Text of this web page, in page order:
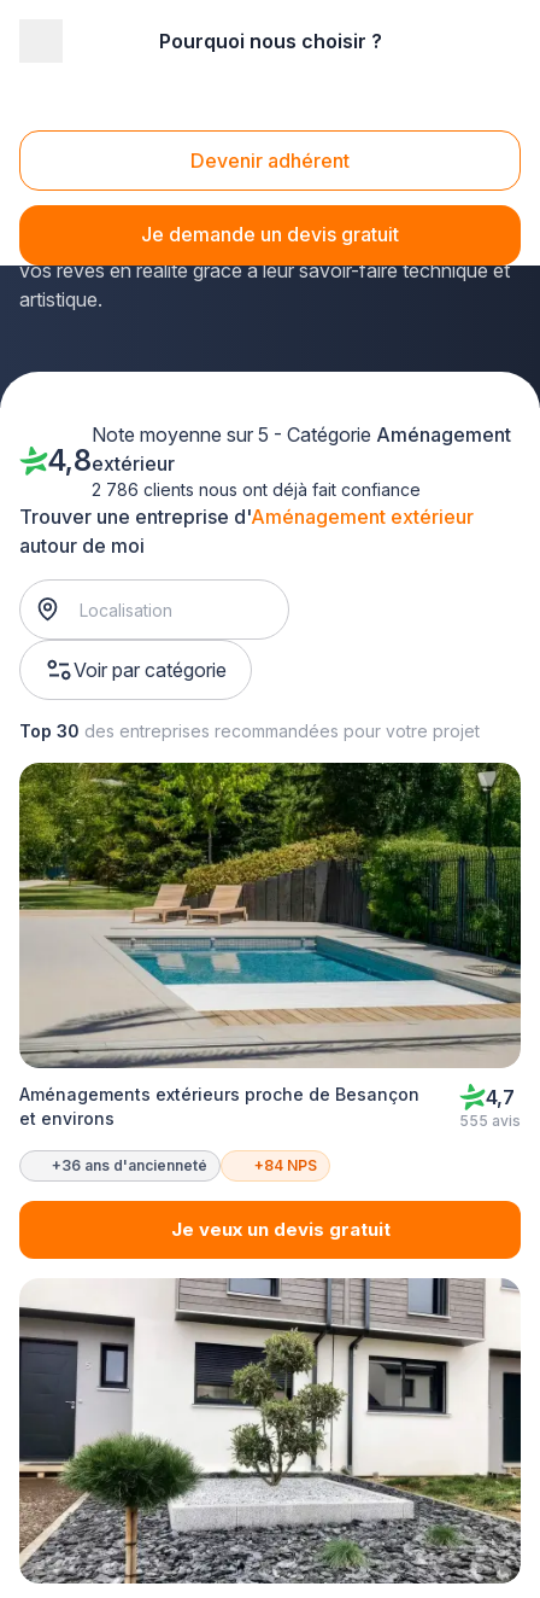
Pourquoi nous choisir ?
Devenir adhérent
Je demande un devis gratuit
Aménagement Extérieur
Créer un jardin paysager unique ou rénover votre terrasse
demande expertise et vision créative. Les entreprises
spécialisées enaménagement extérieurtransforment
vos rêves en réalité grâce à leur savoir-faire technique et
artistique.
Trouver une entreprise d'Aménagement extérieur
autour de moi
Voir par catégorie
4,8
Note moyenne sur 5 - Catégorie Aménagement
extérieur
2 786 clients nous ont déjà fait confiance
Top 30 des entreprises recommandées pour votre projet
Aménagements extérieurs proche de Besançon
et environs
4,7
555 avis
+36 ans d'ancienneté +84 NPS
Je veux un devis gratuit